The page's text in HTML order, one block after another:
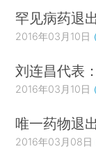
罕见病药退
2016年03月10日
刘连昌代表
2016年03月10日
唯一药物退
2016年03月08日